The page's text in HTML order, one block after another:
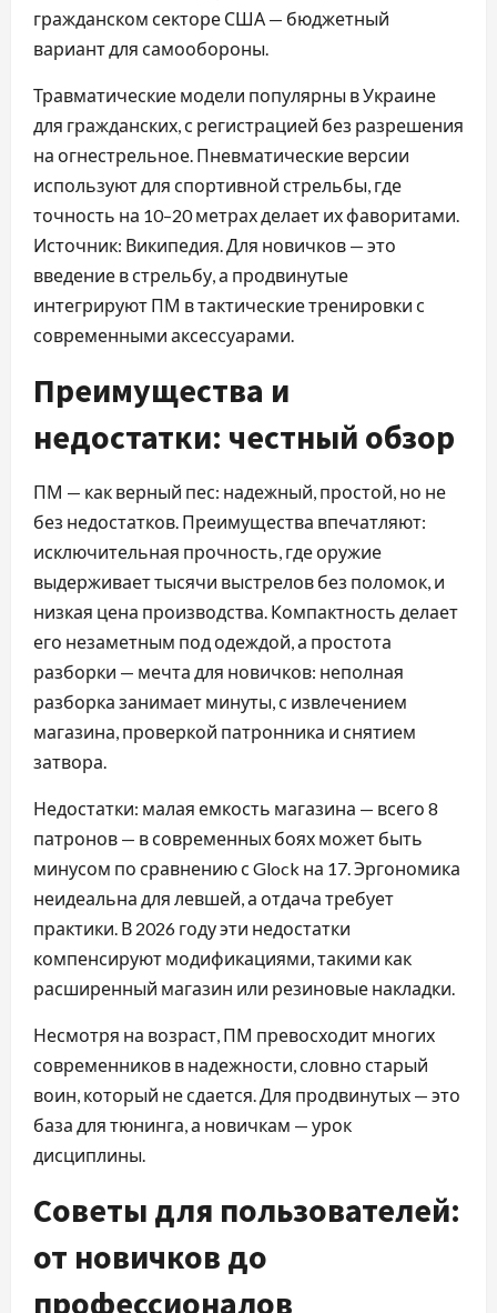
гражданском секторе США — бюджетный
вариант для самообороны.
Травматические модели популярны в Украине
для гражданских, с регистрацией без разрешения
на огнестрельное. Пневматические версии
используют для спортивной стрельбы, где
точность на 10–20 метрах делает их фаворитами.
Источник: Википедия. Для новичков — это
введение в стрельбу, а продвинутые
интегрируют ПМ в тактические тренировки с
современными аксессуарами.
Преимущества и
недостатки: честный обзор
ПМ — как верный пес: надежный, простой, но не
без недостатков. Преимущества впечатляют:
исключительная прочность, где оружие
выдерживает тысячи выстрелов без поломок, и
низкая цена производства. Компактность делает
его незаметным под одеждой, а простота
разборки — мечта для новичков: неполная
разборка занимает минуты, с извлечением
магазина, проверкой патронника и снятием
затвора.
Недостатки: малая емкость магазина — всего 8
патронов — в современных боях может быть
минусом по сравнению с Glock на 17. Эргономика
неидеальна для левшей, а отдача требует
практики. В 2026 году эти недостатки
компенсируют модификациями, такими как
расширенный магазин или резиновые накладки.
Несмотря на возраст, ПМ превосходит многих
современников в надежности, словно старый
воин, который не сдается. Для продвинутых — это
база для тюнинга, а новичкам — урок
дисциплины.
Советы для пользователей:
от новичков до
профессионалов